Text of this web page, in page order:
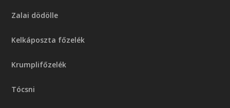
Zalai dödölle
Kelkáposzta főzelék
Krumplifőzelék
Tócsni